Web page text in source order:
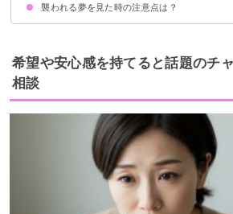
刃物に襲われる夢【警告夢】
ハサミに襲われる夢【吉夢】
斧に襲われる夢【吉夢】
素手に襲われる夢【警告夢】
銃に襲われる夢【凶夢】
バットに襲われる夢【警告夢】
縄で襲われる夢【警告夢】
襲われる夢を見た時の注意点は？
十分な休息を取る
警告夢や凶夢の内容を人に話す
希望や安心感を持てると話題のチ
相談